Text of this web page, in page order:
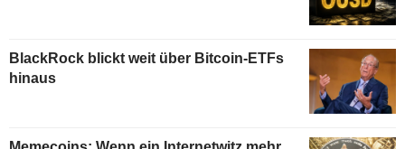
BlackRock blickt weit über Bitcoin-ETFs
hinaus